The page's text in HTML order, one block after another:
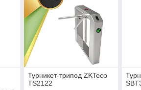
Турникет-трипод ZKTeco
TS2122